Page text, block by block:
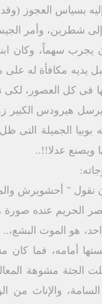
بسياس العجوز
شطرين، وأمر
أن يجرب سهماً، وكان
يديه مكافأة له على
فى كل العصور،
يرسل هيرودس الكبير
بوبيا الجميلة التى
ويصنع عدلا!!..
نقول " أحشويرش
الحريم عنده صورة
هو الموت
أمامه، فما كان
الجثة مشوهة
السامة، والإناث